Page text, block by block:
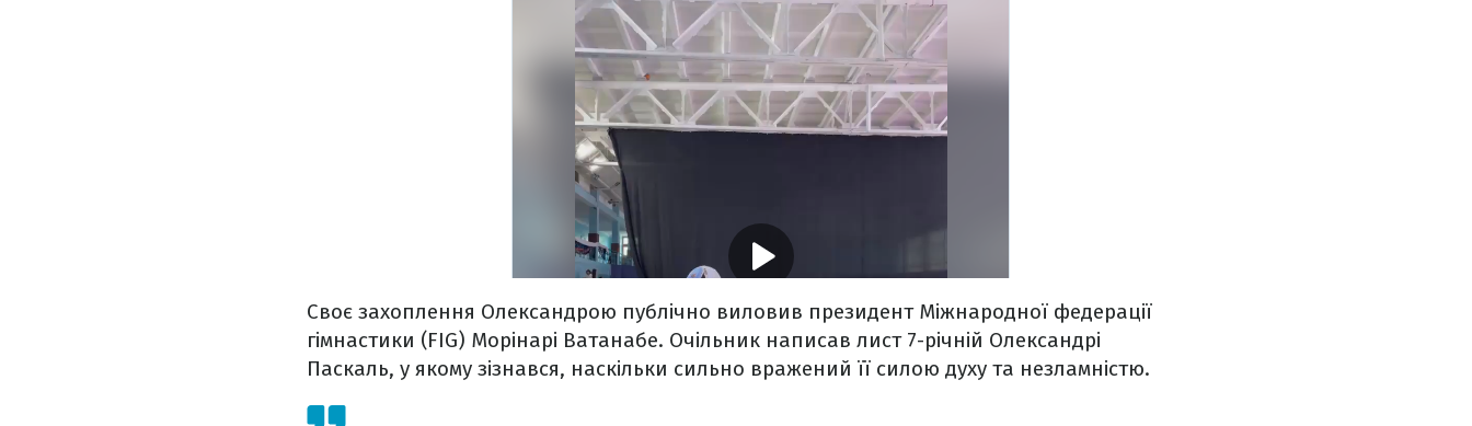
Своє захоплення Олександрою публічно виловив президент Міжнародної федерації
гімнастики (FIG) Морінарі Ватанабе. Очільник написав лист 7-річній Олександрі
Паскаль, у якому зізнався, наскільки сильно вражений її силою духу та незламністю.